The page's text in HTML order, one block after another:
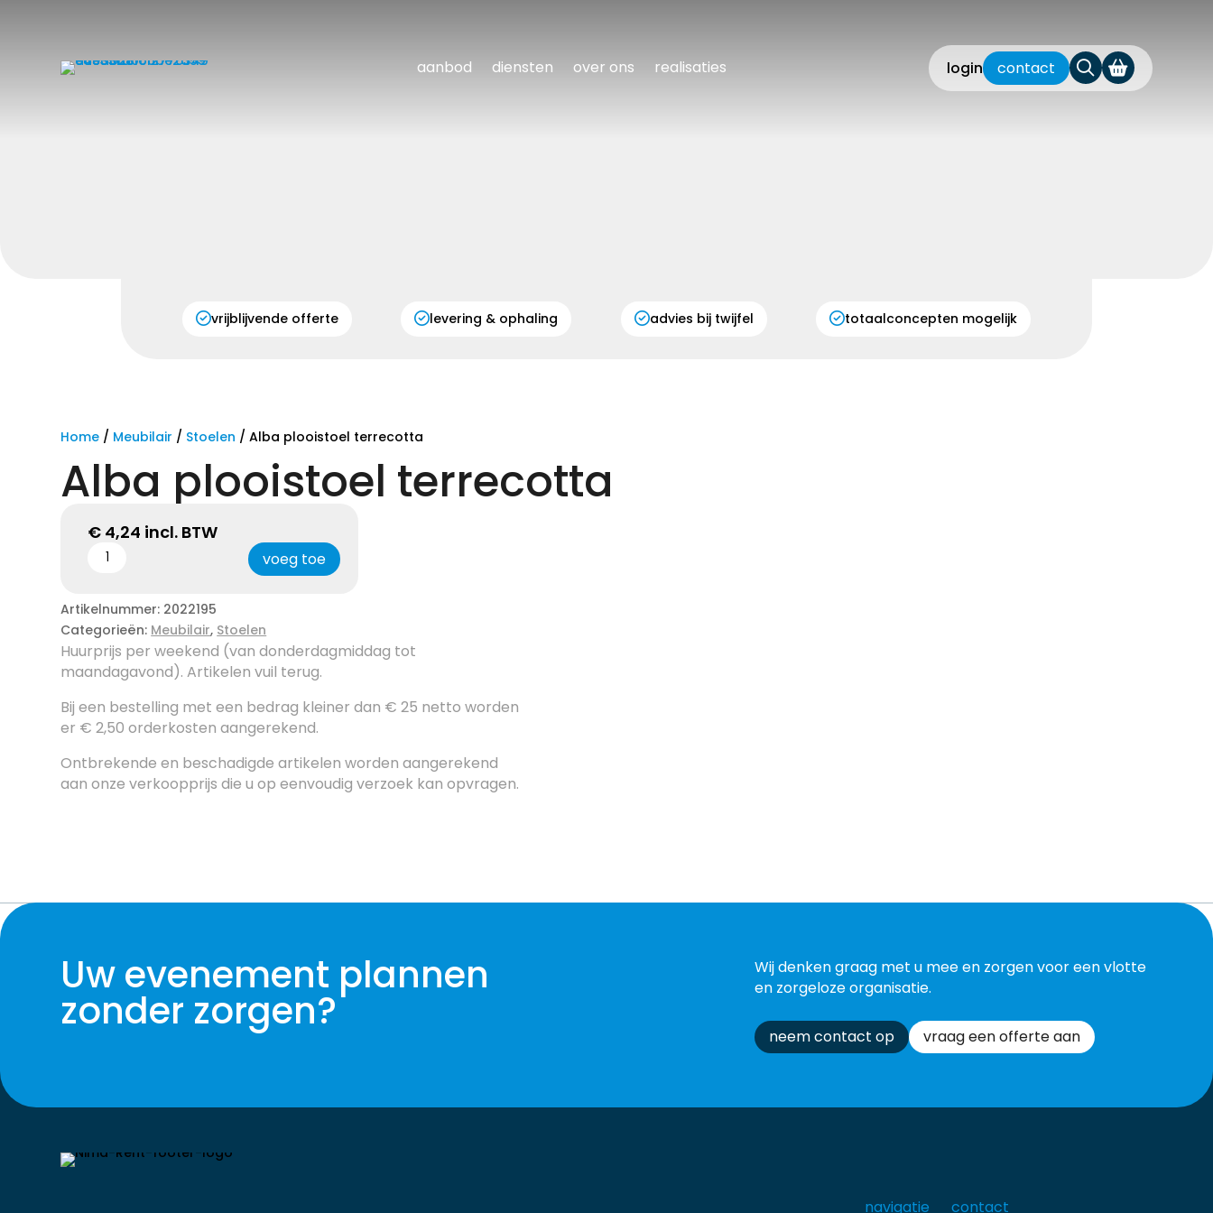
aanbod diensten over ons realisaties login contact
vrijblijvende offerte levering & ophaling advies bij twijfel totaalconcepten mogelijk
Home / Meubilair / Stoelen / Alba plooistoel terrecotta
Alba plooistoel terrecotta
€ 4,24 incl. BTW
voeg toe
Artikelnummer: 2022195
Categorieën: Meubilair, Stoelen
Huurprijs per weekend (van donderdagmiddag tot
maandagavond). Artikelen vuil terug.
Bij een bestelling met een bedrag kleiner dan € 25 netto worden
er € 2,50 orderkosten aangerekend.
Ontbrekende en beschadigde artikelen worden aangerekend
aan onze verkoopprijs die u op eenvoudig verzoek kan opvragen.
Uw evenement plannen
zonder zorgen?
Wij denken graag met u mee en zorgen voor een vlotte
en zorgeloze organisatie.
neem contact op vraag een offerte aan
navigatie contact